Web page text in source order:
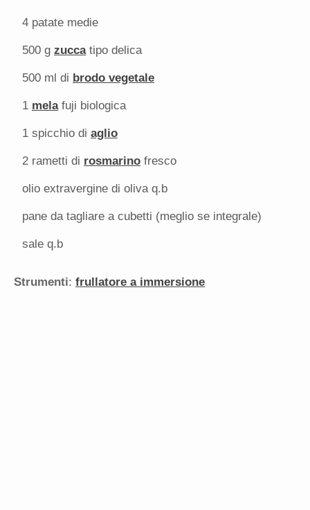
4 patate medie
500 g zuccatipo delica
500 ml di brodo vegetale
1 melafuji biologica
1 spicchio di aglio
2 rametti di rosmarino fresco
olio extravergine di oliva q.b
pane da tagliare a cubetti (meglio se integrale)
sale q.b
Strumenti: frullatore a immersione